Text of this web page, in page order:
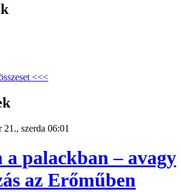
<<<
szerda 06:01
a palackban – avagy
az Erőműben